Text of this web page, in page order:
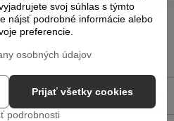
k produktu
Strážny pes
svoj súhlas s týmto
nájsť podrobné informácie alebo
preferencie.
osobných údajov
podrobnosti
Prijať všetky cookies